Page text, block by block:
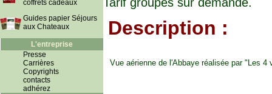
coffrets cadeaux
Guides papier Séjours
aux Chateaux
L'entreprise
Presse
Carrières
Copyrights
contacts
adhérez
Description :
Vue aérienne de l'Abbaye réalisée par "Les 4